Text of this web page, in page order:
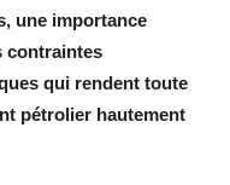
une importance
contraintes
qui rendent toute
pétrolier hautement